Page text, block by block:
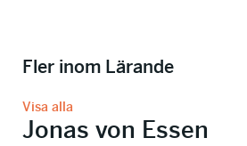
Fler inom Lärande
Visa alla
Jonas von Essen